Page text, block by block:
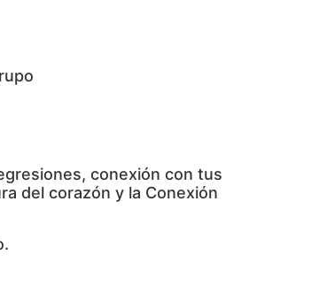
conexión con tus
del corazón y la Conexión